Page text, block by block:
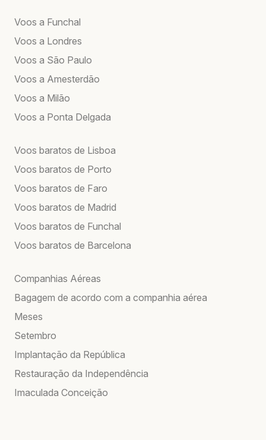
Voos a Funchal
Voos a Londres
Voos a São Paulo
Voos a Amesterdão
Voos a Milão
Voos a Ponta Delgada
Voos baratos de Lisboa
Voos baratos de Porto
Voos baratos de Faro
Voos baratos de Madrid
Voos baratos de Funchal
Voos baratos de Barcelona
Companhias Aéreas
Bagagem de acordo com a companhia aérea
Meses
Setembro
Implantação da República
Restauração da Independência
Imaculada Conceição